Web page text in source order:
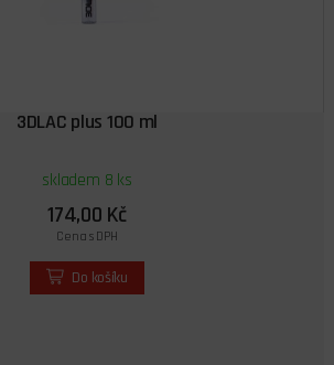
3DLAC plus 100 ml
skladem 8 ks
174,00 Kč
Cena s DPH
Do košíku